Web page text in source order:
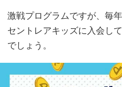
激戦プログラムですが、毎
セントレアキッズに入会し
でしょう。